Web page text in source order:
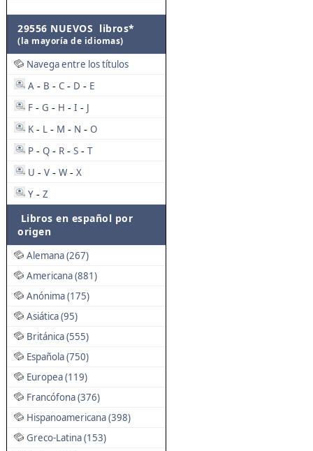
29556 NUEVOS libros*
(la mayoría de idiomas)
Navega entre los títulos
A - B - C - D - E
F - G - H - I - J
K - L - M - N - O
P - Q - R - S - T
U - V - W - X
Y - Z
Libros en español por
origen
Alemana (267)
Americana (881)
Anónima (175)
Asiática (95)
Británica (555)
Española (750)
Europea (119)
Francófona (376)
Hispanoamericana (398)
Greco-Latina (153)